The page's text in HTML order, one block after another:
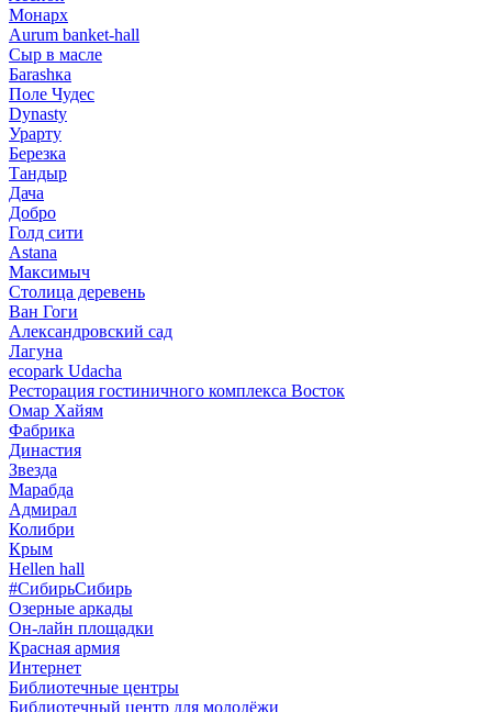
Монарх
Aurum banket-hall
Сыр в масле
Баrаshка
Поле Чудес
Dynasty
Урарту
Березка
Тандыр
Дача
Добро
Голд сити
Astana
Максимыч
Столица деревень
Ван Гоги
Александровский сад
Лагуна
ecopark Udacha
Ресторация гостиничного комплекса Восток
Омар Хайям
Фабрика
Династия
Звезда
Марабда
Адмирал
Колибри
Крым
Hellen hall
#СибирьСибирь
Озерные аркады
Он-лайн площадки
Красная армия
Интернет
Библиотечные центры
Библиотечный центр для молодёжи